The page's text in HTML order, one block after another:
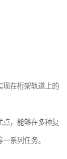
现在桁架轨道上的
，能够在多种复
系列任务。